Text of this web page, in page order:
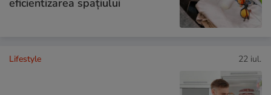
eficientizarea spaţiului
Lifestyle 22 iul.